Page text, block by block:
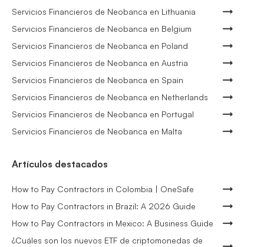
Servicios Financieros de Neobanca en Lithuania
Servicios Financieros de Neobanca en Belgium
Servicios Financieros de Neobanca en Poland
Servicios Financieros de Neobanca en Austria
Servicios Financieros de Neobanca en Spain
Servicios Financieros de Neobanca en Netherlands
Servicios Financieros de Neobanca en Portugal
Servicios Financieros de Neobanca en Malta
Artículos destacados
How to Pay Contractors in Colombia | OneSafe
How to Pay Contractors in Brazil: A 2026 Guide
How to Pay Contractors in Mexico: A Business Guide
¿Cuáles son los nuevos ETF de criptomonedas de